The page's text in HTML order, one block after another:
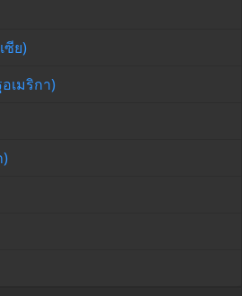
ซีย)
เมริกา)